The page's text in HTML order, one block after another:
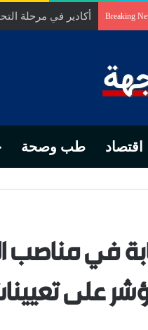
Breaking أكادير في مرحلة
اقتصاد طب وصحة
في مناصب
على